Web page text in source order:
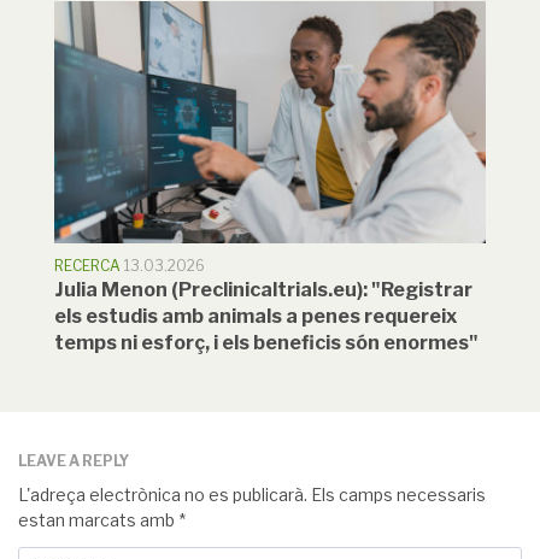
RECERCA 13.03.2026
Julia Menon (Preclinicaltrials.eu): "Registrar
els estudis amb animals a penes requereix
temps ni esforç, i els beneficis són enormes"
LEAVE A REPLY
L'adreça electrònica no es publicarà. Els camps necessaris
estan marcats amb *